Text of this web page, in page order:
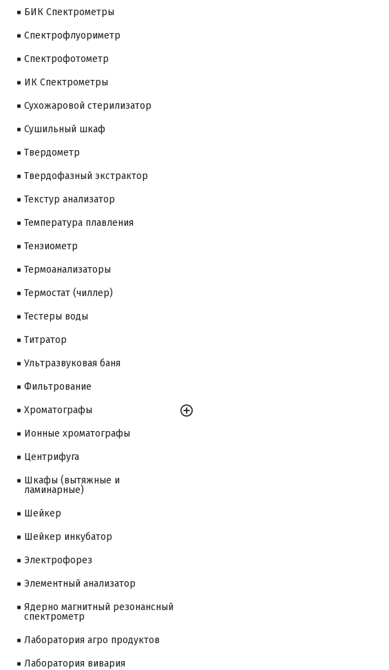
БИК Спектрометры
Спектрофлуориметр
Спектрофотометр
ИК Спектрометры
Сухожаровой стерилизатор
Сушильный шкаф
Твердометр
Твердофазный экстрактор
Текстур анализатор
Температура плавления
Тензиометр
Термоанализаторы
Термостат (чиллер)
Тестеры воды
Титратор
Ультразвуковая баня
Фильтрование
Хроматографы
Ионные хроматографы
Центрифуга
Шкафы (вытяжные и
ламинарные)
Шейкер
Шейкер инкубатор
Электрофорез
Элементный анализатор
Ядерно магнитный резонансный
спектрометр
Лаборатория агро продуктов
Лаборатория вивария